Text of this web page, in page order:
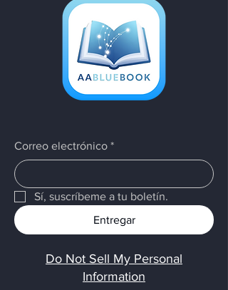
Correo electrónico *
Sí, suscríbeme a tu boletín.
Entregar
Do Not Sell My Personal
Information